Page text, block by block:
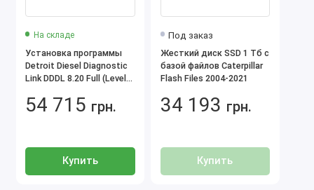
5. Удобный интерфейс
Полностью русифицированный интерфейс для
лёгкого освоения.
Интуитивная навигация по разделам: запчасти,
Поддерживаемая техника
CLAAS, включая:
На складе
Установка программы
Detroit Diesel Diagnostic
Link DDDL 8.20 Full (Level
1 ПК)
54 715 грн.
Купить
Под заказ
Жесткий диск SSD 1 Tб с
базой файлов Caterpillar
Flash Files 2004-2021
34 193 грн.
Купить